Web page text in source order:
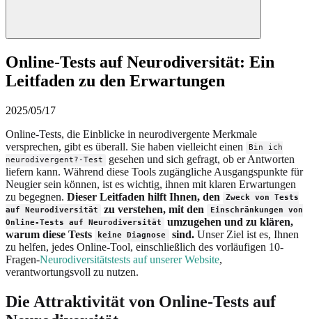
Online-Tests auf Neurodiversität: Ein
Leitfaden zu den Erwartungen
2025/05/17
Online-Tests, die Einblicke in neurodivergente Merkmale
versprechen, gibt es überall. Sie haben vielleicht einen
Bin ich
neurodivergent?-Test
gesehen und sich gefragt, ob er Antworten
liefern kann. Während diese Tools zugängliche Ausgangspunkte für
Neugier sein können, ist es wichtig, ihnen mit klaren Erwartungen
zu begegnen. Dieser Leitfaden hilft Ihnen, den
Zweck von Tests
auf Neurodiversität
zu verstehen, mit den
Einschränkungen von
Online-Tests auf Neurodiversität
umzugehen und zu klären,
warum diese Tests
keine Diagnose sind.Unser Ziel ist es, Ihnen
zu helfen, jedes Online-Tool, einschließlich des vorläufigen 10-
Fragen-Neurodiversitätstests auf unserer Website,
verantwortungsvoll zu nutzen.
Die Attraktivität von Online-Tests auf